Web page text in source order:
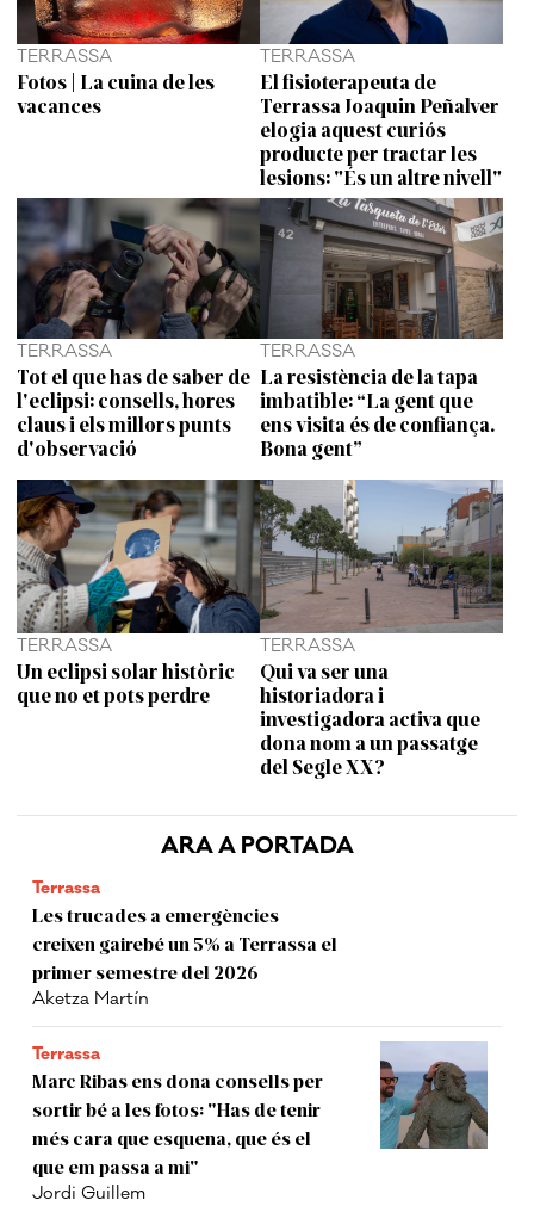
ARA A PORTADA
Terrassa
Les trucades a emergències
creixen gairebé un 5% a Terrassa el
primer semestre del 2026
Aketza Martín
Terrassa
Marc Ribas ens dona consells per
sortir bé a les fotos: "Has de tenir
més cara que esquena, que és el
que em passa a mi"
Jordi Guillem
TERRASSA
Fotos | La cuina de les
vacances
TERRASSA
El fisioterapeuta de
Terrassa Joaquin Peñalver
elogia aquest curiós
producte per tractar les
lesions: "És un altre nivell"
TERRASSA
Tot el que has de saber de
l'eclipsi: consells, hores
claus i els millors punts
d'observació
TERRASSA
La resistència de la tapa
imbatible: “La gent que
ens visita és de confiança.
Bona gent”
TERRASSA
Un eclipsi solar històric
que no et pots perdre
TERRASSA
Qui va ser una
historiadora i
investigadora activa que
dona nom a un passatge
del Segle XX?